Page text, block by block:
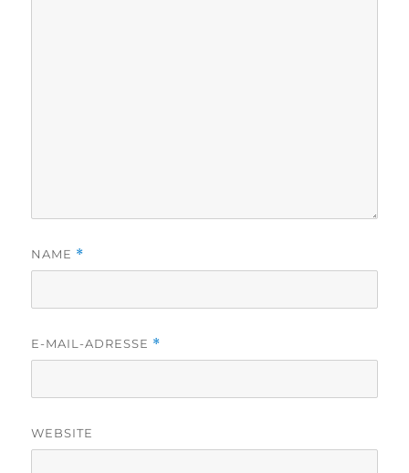
NAME *
E-MAIL-ADRESSE *
WEBSITE